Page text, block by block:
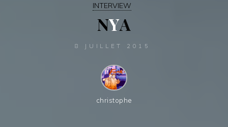
INTERVIEW
NYA
8 JUILLET 2015
christophe